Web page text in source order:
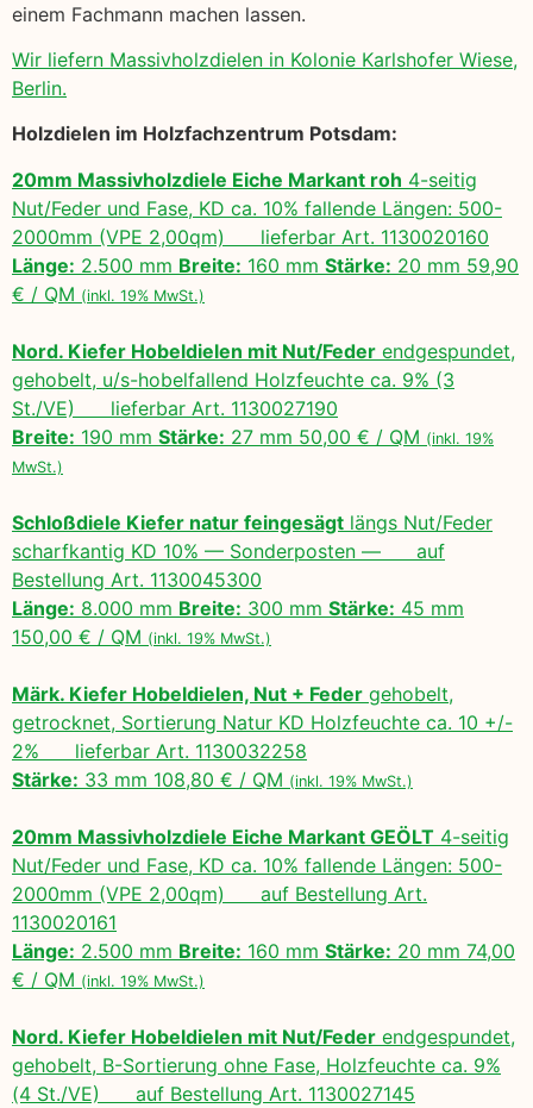
einem Fachmann machen lassen.
Wir liefern Massivholzdielen in Kolonie Karlshofer Wiese,
Berlin.
Holzdielen im Holzfachzentrum Potsdam:
20mm Massivholzdiele Eiche Markant roh 4-seitig
Nut/Feder und Fase, KD ca. 10% fallende Längen: 500-
2000mm (VPE 2,00qm) lieferbar Art. 1130020160
Länge: 2.500 mm Breite: 160 mm Stärke: 20 mm 59,90
€ / QM (inkl. 19% MwSt.)
Nord. Kiefer Hobeldielen mit Nut/Feder endgespundet,
gehobelt, u/s-hobelfallend Holzfeuchte ca. 9% (3
St./VE) lieferbar Art. 1130027190
Breite: 190 mm Stärke: 27 mm 50,00 € / QM (inkl. 19%
MwSt.)
Schloßdiele Kiefer natur feingesägt längs Nut/Feder
scharfkantig KD 10% — Sonderposten — auf
Bestellung Art. 1130045300
Länge: 8.000 mm Breite: 300 mm Stärke: 45 mm
150,00 € / QM (inkl. 19% MwSt.)
Märk. Kiefer Hobeldielen, Nut + Feder gehobelt,
getrocknet, Sortierung Natur KD Holzfeuchte ca. 10 +/-
2% lieferbar Art. 1130032258
Stärke: 33 mm 108,80 € / QM (inkl. 19% MwSt.)
20mm Massivholzdiele Eiche Markant GEÖLT 4-seitig
Nut/Feder und Fase, KD ca. 10% fallende Längen: 500-
2000mm (VPE 2,00qm) auf Bestellung Art.
1130020161
Länge: 2.500 mm Breite: 160 mm Stärke: 20 mm 74,00
€ / QM (inkl. 19% MwSt.)
Nord. Kiefer Hobeldielen mit Nut/Feder endgespundet,
gehobelt, B-Sortierung ohne Fase, Holzfeuchte ca. 9%
(4 St./VE) auf Bestellung Art. 1130027145